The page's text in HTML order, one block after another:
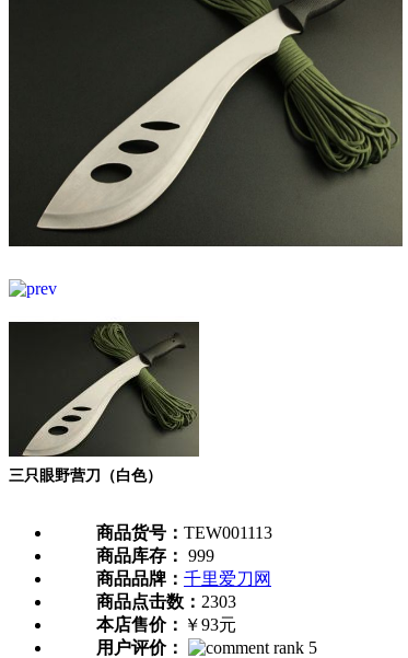
三只眼野营刀（白色）
商品货号： TEW001113
商品库存： 999
商品品牌： 千里爱刀网
商品点击数： 2303
本店售价： ￥93元
用户评价：